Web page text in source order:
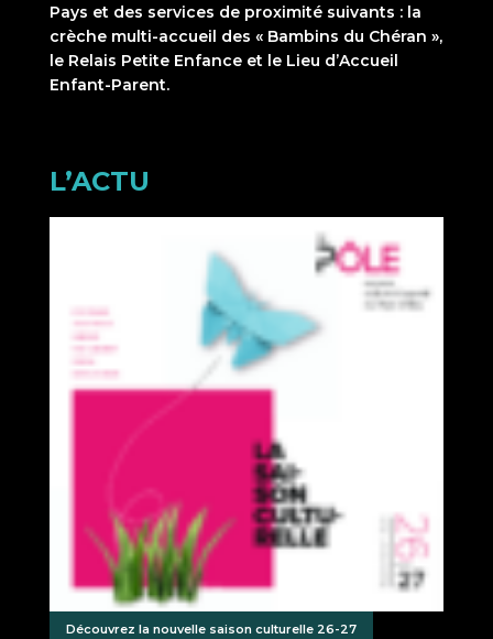
Pays et des services de proximité suivants : la
crèche multi-accueil des « Bambins du Chéran »,
le Relais Petite Enfance et le Lieu d’Accueil
Enfant-Parent.
L’ACTU
Découvrez la nouvelle saison culturelle 26-27